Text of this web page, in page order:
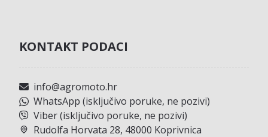
KONTAKT PODACI
info@agromoto.hr
WhatsApp (isključivo poruke, ne pozivi)
Viber (isključivo poruke, ne pozivi)
Rudolfa Horvata 28, 48000 Koprivnica